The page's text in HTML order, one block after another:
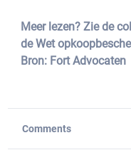
Meer lezen? Zie de
de Wet
Bron: Fort Advocaten
Comments